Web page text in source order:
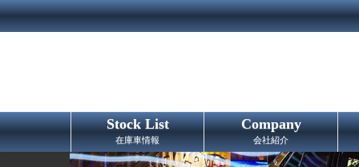
Stock List
在庫車情報
Company
会社紹介